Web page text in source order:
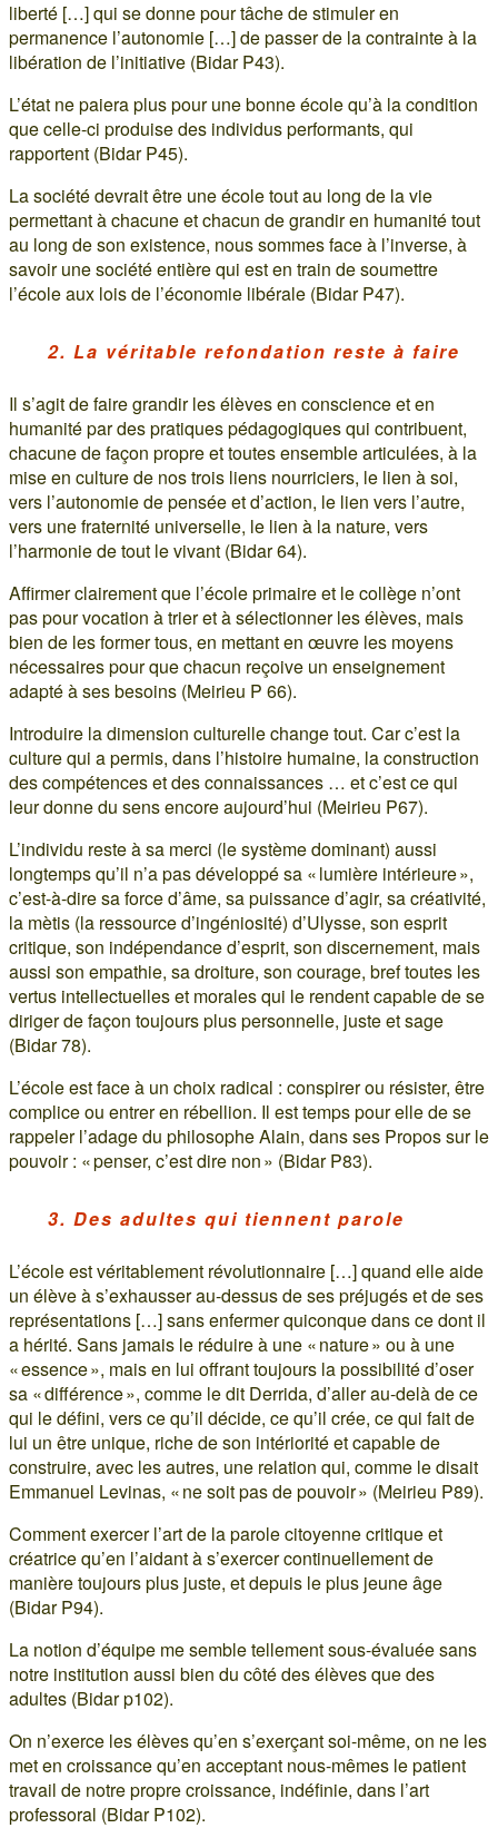
liberté […] qui se donne pour tâche de stimuler en
permanence l’autonomie […] de passer de la contrainte à la
libération de l’initiative (Bidar P43).
L’état ne paiera plus pour une bonne école qu’à la condition
que celle-ci produise des individus performants, qui
rapportent (Bidar P45).
La société devrait être une école tout au long de la vie
permettant à chacune et chacun de grandir en humanité tout
au long de son existence, nous sommes face à l’inverse, à
savoir une société entière qui est en train de soumettre
l’école aux lois de l’économie libérale (Bidar P47).
2. La véritable refondation reste à faire
Il s’agit de faire grandir les élèves en conscience et en
humanité par des pratiques pédagogiques qui contribuent,
chacune de façon propre et toutes ensemble articulées, à la
mise en culture de nos trois liens nourriciers, le lien à soi,
vers l’autonomie de pensée et d’action, le lien vers l’autre,
vers une fraternité universelle, le lien à la nature, vers
l’harmonie de tout le vivant (Bidar 64).
Affirmer clairement que l’école primaire et le collège n’ont
pas pour vocation à trier et à sélectionner les élèves, mais
bien de les former tous, en mettant en œuvre les moyens
nécessaires pour que chacun reçoive un enseignement
adapté à ses besoins (Meirieu P 66).
Introduire la dimension culturelle change tout. Car c’est la
culture qui a permis, dans l’histoire humaine, la construction
des compétences et des connaissances … et c’est ce qui
leur donne du sens encore aujourd’hui (Meirieu P67).
L’individu reste à sa merci (le système dominant) aussi
longtemps qu’il n’a pas développé sa « lumière intérieure »,
c’est-à-dire sa force d’âme, sa puissance d’agir, sa créativité,
la mètis (la ressource d’ingéniosité) d’Ulysse, son esprit
critique, son indépendance d’esprit, son discernement, mais
aussi son empathie, sa droiture, son courage, bref toutes les
vertus intellectuelles et morales qui le rendent capable de se
diriger de façon toujours plus personnelle, juste et sage
(Bidar 78).
L’école est face à un choix radical : conspirer ou résister, être
complice ou entrer en rébellion. Il est temps pour elle de se
rappeler l’adage du philosophe Alain, dans ses Propos sur le
pouvoir : « penser, c’est dire non » (Bidar P83).
3. Des adultes qui tiennent parole
L’école est véritablement révolutionnaire […] quand elle aide
un élève à s’exhausser au-dessus de ses préjugés et de ses
représentations […] sans enfermer quiconque dans ce dont il
a hérité. Sans jamais le réduire à une « nature » ou à une
« essence », mais en lui offrant toujours la possibilité d’oser
sa « différence », comme le dit Derrida, d’aller au-delà de ce
qui le défini, vers ce qu’il décide, ce qu’il crée, ce qui fait de
lui un être unique, riche de son intériorité et capable de
construire, avec les autres, une relation qui, comme le disait
Emmanuel Levinas, « ne soit pas de pouvoir » (Meirieu P89).
Comment exercer l’art de la parole citoyenne critique et
créatrice qu’en l’aidant à s’exercer continuellement de
manière toujours plus juste, et depuis le plus jeune âge
(Bidar P94).
La notion d’équipe me semble tellement sous-évaluée sans
notre institution aussi bien du côté des élèves que des
adultes (Bidar p102).
On n’exerce les élèves qu’en s’exerçant soi-même, on ne les
met en croissance qu’en acceptant nous-mêmes le patient
travail de notre propre croissance, indéfinie, dans l’art
professoral (Bidar P102).